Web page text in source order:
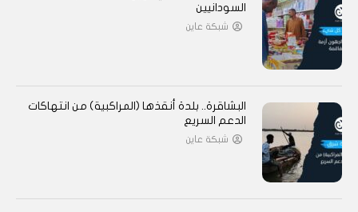
السودانيين
شبكة عاين
البشاقرة.. بلدة أنقذها (المراكبية) من انتهاكات
الدعم السريع
شبكة عاين